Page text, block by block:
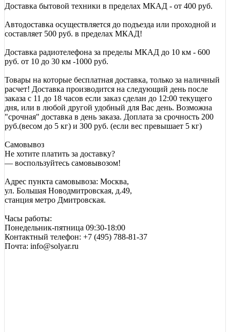
Доставка бытовой техники в пределах МКАД - от 400 руб.
Автодоставка осуществляется до подъезда или проходной и
составляет 500 руб. в пределах МКАД!
Доставка радиотелефона за пределы МКАД до 10 км - 600
руб. от 10 до 30 км -1000 руб.
Товары на которые бесплатная доставка, только за наличный
расчет! Доставка производится на следующий день после
заказа с 11 до 18 часов если заказ сделан до 12:00 текущего
дня, или в любой другой удобный для Вас день. Возможна
"срочная" доставка в день заказа. Доплата за срочность 200
руб.(весом до 5 кг) и 300 руб. (если вес превышает 5 кг)
Самовывоз
Не хотите платить за доставку?
— воспользуйтесь самовывозом!
Адрес пункта самовывоза: Москва,
ул. Большая Новодмитровская, д.49,
станция метро Дмитровская.
Часы работы:
Понедельник-пятница 09:30-18:00
Контактный телефон: +7 (495) 788-81-37
Почта: info@solyar.ru